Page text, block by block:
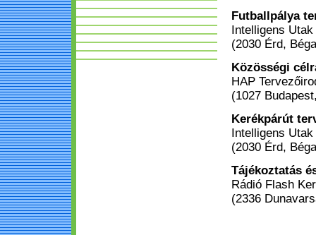
Futballpálya
Intelligens
(2030 Érd,
Közösségi
HAP
(1027
Kerékpárút
Intelligens
(2030 Érd,
Tájékoztatás
Rádió Flash
(2336